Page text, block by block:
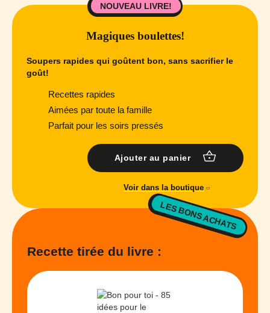
NOUVEAU LIVRE!
Magiques boulettes!
Soupers rapides qui goûtent bon, sans sacrifier le
goût!
Recettes rapides
Aimées par toute la famille
Parfait pour les soirs pressés
Ajouter au panier
Voir dans la boutique
LES BONS ACHATS
Recette tirée du livre :